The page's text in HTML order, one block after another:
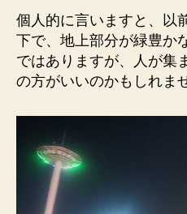
個人的に言いますと、以
下で、地上部分が緑豊か
ではありますが、人が集
の方がいいのかもしれま